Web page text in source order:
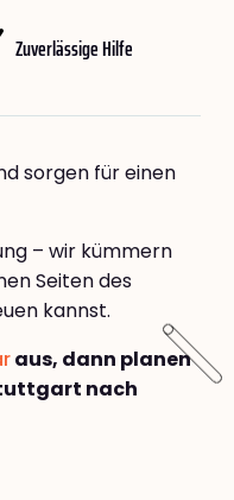
Zuverlässige Hilfe
sorgen für einen
– wir kümmern
Seiten des
kannst.
aus, dann planen
nach